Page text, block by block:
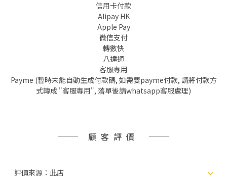
信用卡付款
Alipay HK
Apple Pay
微信支付
轉數快
八達通
客服專用
Payme (暫時未能自動生成付款碼, 如需要payme付款, 請將付款方
式轉成 "客服專用", 落單後請whatsapp客服處理)
顧客評價